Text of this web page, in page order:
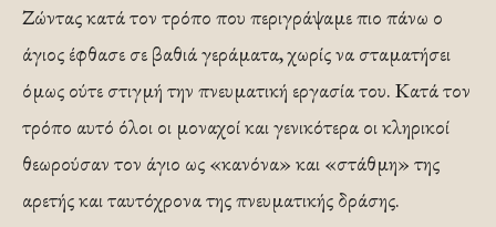
Ζώντας κατά τον τρόπο που περιγράψαμε πιο πάνω ο
άγιος έφθασε σε βαθιά γεράματα, χωρίς να σταματήσει
όμως ούτε στιγμή την πνευματική εργασία του. Κατά τον
τρόπο αυτό όλοι οι μοναχοί και γενικότερα οι κληρικοί
θεωρούσαν τον άγιο ως «κανόνα» και «στάθμη» της
αρετής και ταυτόχρονα της πνευματικής δράσης.